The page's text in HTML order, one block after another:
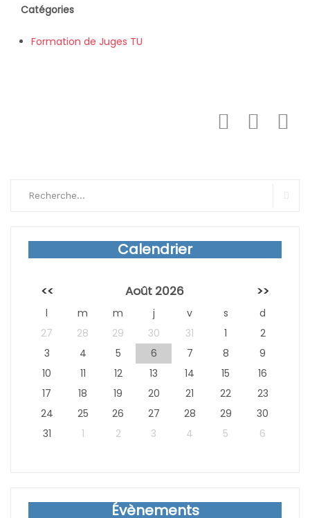
Catégories
Formation de Juges TU
Calendrier
<< Août 2026 >>
l m m j v s
d
27
28 29 30 31 1
2
3
4 5 6 7 8
9
10
11 12 13 14 15
16
17
18 19 20 21 22
23
24
25 26 27 28 29
30
31
1 2 3 4 5 6
Évènements